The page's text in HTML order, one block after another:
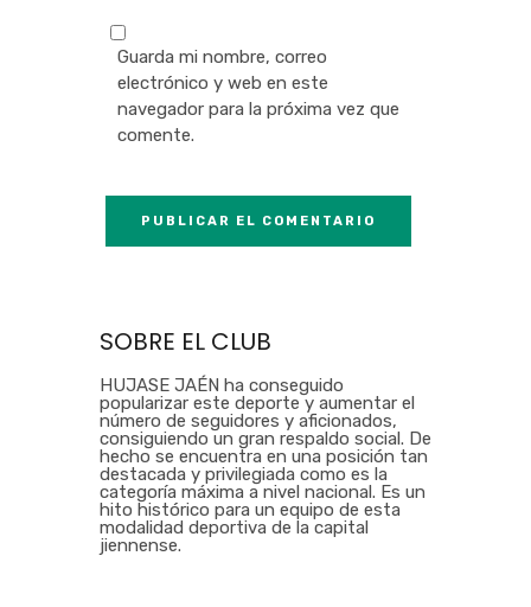
Guarda mi nombre, correo
electrónico y web en este
navegador para la próxima vez que
comente.
SOBRE EL CLUB
HUJASE JAÉN ha conseguido
popularizar este deporte y aumentar el
número de seguidores y aficionados,
consiguiendo un gran respaldo social. De
hecho se encuentra en una posición tan
destacada y privilegiada como es la
categoría máxima a nivel nacional. Es un
hito histórico para un equipo de esta
modalidad deportiva de la capital
jiennense.